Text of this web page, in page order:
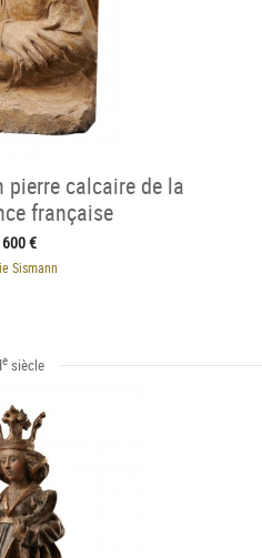
pierre calcaire de la
française
€
Sismann
esiècle